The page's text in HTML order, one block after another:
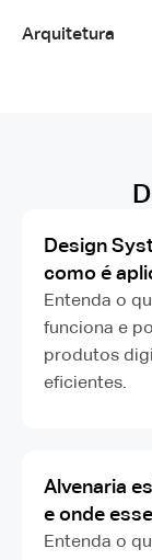
Arquitetura
Design
como é
Entenda o
funciona e
produtos
eficientes.
Alvenaria
e onde
Entenda o